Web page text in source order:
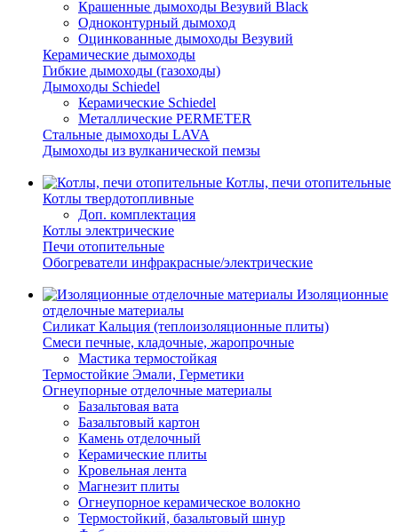
Крашенные дымоходы Везувий Black
Одноконтурный дымоход
Оцинкованные дымоходы Везувий
Керамические дымоходы
Гибкие дымоходы (газоходы)
Дымоходы Schiedel
Керамические Schiedel
Металлические PERMETER
Стальные дымоходы LAVA
Дымоходы из вулканической пемзы
Котлы, печи отопительные
Котлы твердотопливные
Доп. комплектация
Котлы электрические
Печи отопительные
Обогреватели инфракрасные/электрические
Изоляционные
отделочные материалы
Силикат Кальция (теплоизоляционные плиты)
Смеси печные, кладочные, жаропрочные
Мастика термостойкая
Термостойкие Эмали, Герметики
Огнеупорные отделочные материалы
Базальтовая вата
Базальтовый картон
Камень отделочный
Керамические плиты
Кровельная лента
Магнезит плиты
Огнеупорное керамическое волокно
Термостойкий, базальтовый шнур